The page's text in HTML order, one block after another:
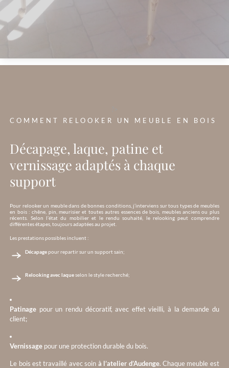
COMMENT RELOOKER UN MEUBLE EN BOIS
Décapage, laque, patine et
vernissage adaptés à chaque
support
Pour relooker un meuble dans de bonnes conditions, j’interviens sur tous types de meubles
en bois : chêne, pin, meurisier et toutes autres essences de bois, meubles anciens ou plus
récents. Selon l’état du mobilier et le rendu souhaité, le relooking peut comprendre
différentes étapes, toujours adaptées au projet.
Les prestations possibles incluent :
Décapagepour repartir sur un support sain;
Relooking avec laqueselon le style recherché;
Patinage pour un rendu décoratif, avec effet vieilli, à la demande du
client;
Vernissage pour une protection durable du bois.
Le bois est travaillé avec soin à l’atelier d’Audenge. Chaque meuble est